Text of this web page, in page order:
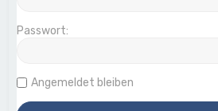
Passwort:
Angemeldet bleiben